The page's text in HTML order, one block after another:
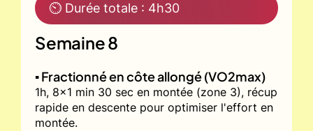
⏲ Durée totale : 4h30
Semaine 8
▪️ Fractionné en côte allongé (VO2max)
1h, 8x1 min 30 sec en montée (zone 3), récup
rapide en descente pour optimiser l'effort en
montée.